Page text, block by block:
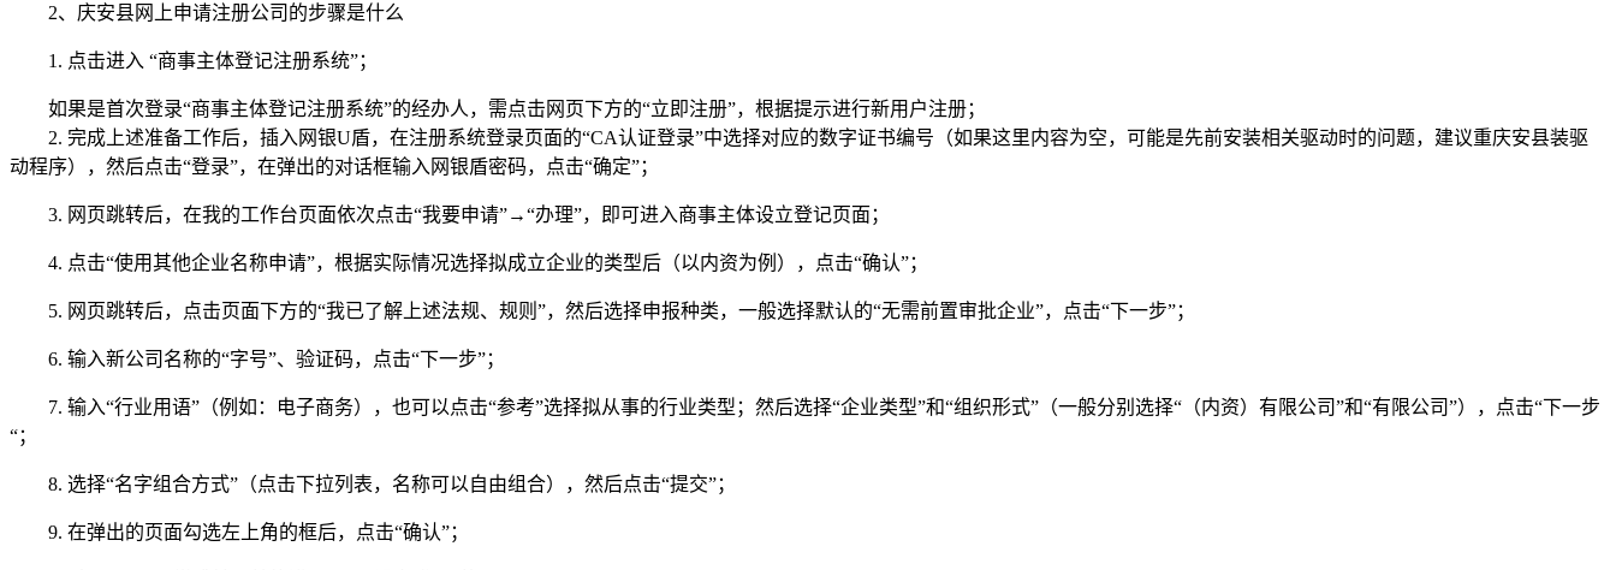
2、庆安县网上申请注册公司的步骤是什么
1. 点击进入 “商事主体登记注册系统”；
如果是首次登录“商事主体登记注册系统”的经办人，需点击网页下方的“立即注册”，根据提示进行新用户注册；
2. 完成上述准备工作后，插入网银U盾，在注册系统登录页面的“CA认证登录”中选择对应的数字证书编号（如果这里内容为空，可能是先前安装相关驱动时的问题，建议重庆安县装驱
动程序），然后点击“登录”，在弹出的对话框输入网银盾密码，点击“确定”；
3. 网页跳转后，在我的工作台页面依次点击“我要申请”→“办理”，即可进入商事主体设立登记页面；
4. 点击“使用其他企业名称申请”，根据实际情况选择拟成立企业的类型后（以内资为例），点击“确认”；
5. 网页跳转后，点击页面下方的“我已了解上述法规、规则”，然后选择申报种类，一般选择默认的“无需前置审批企业”，点击“下一步”；
6. 输入新公司名称的“字号”、验证码，点击“下一步”；
7. 输入“行业用语”（例如：电子商务），也可以点击“参考”选择拟从事的行业类型；然后选择“企业类型”和“组织形式”（一般分别选择“（内资）有限公司”和“有限公司”），点击“下一步
“；
8. 选择“名字组合方式”（点击下拉列表，名称可以自由组合），然后点击“提交”；
9. 在弹出的页面勾选左上角的框后，点击“确认”；